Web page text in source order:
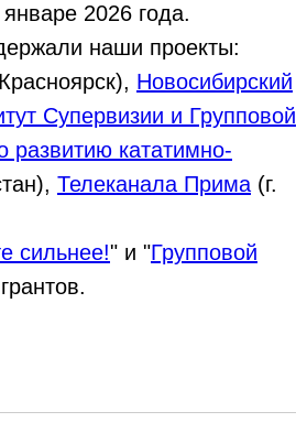
2026 года.
наши проекты:
Новосибирский
Супервизии и Групповой
развитию кататимно-
Телеканала Прима (г.
сильнее!" и "Групповой